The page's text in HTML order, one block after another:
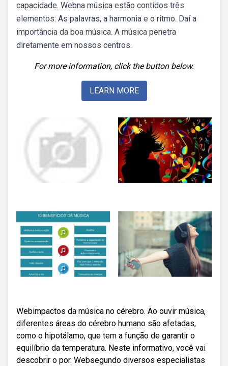
capacidade. Webna música estão contidos três
elementos: As palavras, a harmonia e o ritmo. Daí a
importância da boa música. A música penetra
diretamente em nossos centros.
For more information, click the button below.
LEARN MORE
Webimpactos da música no cérebro. Ao ouvir música,
diferentes áreas do cérebro humano são afetadas,
como o hipotálamo, que tem a função de garantir o
equilíbrio da temperatura. Neste informativo, você vai
descobrir o por. Websegundo diversos especialistas